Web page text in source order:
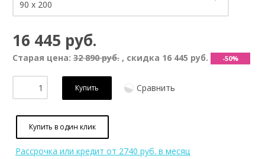
16 445 руб.
Старая цена: 32 890 руб. , скидка 16 445 руб. -50%
Купить Сравнить
Купить в один клик
Рассрочка или кредит от 2740 руб. в месяц